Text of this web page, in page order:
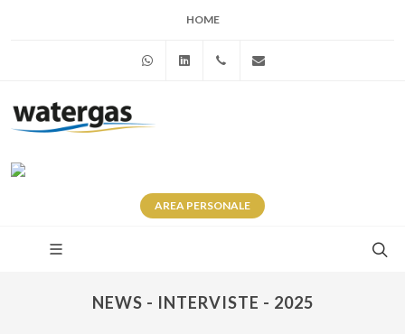
HOME
WhatsAppLinkedin+39 345 281 0246
AREA PERSONALE
NEWS - INTERVISTE - 2025